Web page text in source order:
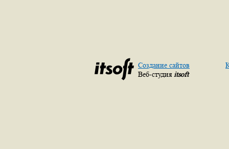
Создание сайтов
Веб-студия itsoft